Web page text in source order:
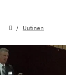
Uutinen